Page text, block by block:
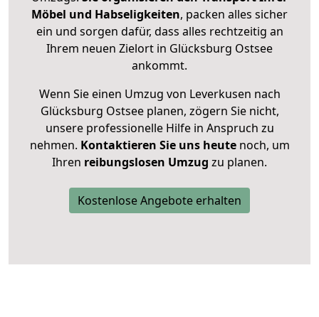
Möbel und Habseligkeiten, packen alles sicher
ein und sorgen dafür, dass alles rechtzeitig an
Ihrem neuen Zielort in Glücksburg Ostsee
ankommt.
Wenn Sie einen Umzug von Leverkusen nach
Glücksburg Ostsee planen, zögern Sie nicht,
unsere professionelle Hilfe in Anspruch zu
nehmen. Kontaktieren Sie uns heutenoch, um
Ihren reibungslosen Umzug zu planen.
Kostenlose Angebote erhalten